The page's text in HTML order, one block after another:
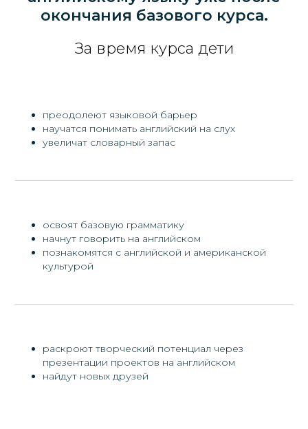
окончания базового курса.
За время курса дети
преодолеют языковой барьер
научатся понимать английский на слух
увеличат словарный запас
освоят базовую грамматику
начнут говорить на английском
познакомятся с английской и американской
культурой
раскроют творческий потенциал через
презентации проектов на английском
найдут новых друзей
Подтверждающий
языковой уровень
После прохождения одного курса
(один языковой уровень) наши
сертификат.
владения иностранным языком
CEFR – признанный во всём мире
стандарт для описания уровней
владения иностранным языком.